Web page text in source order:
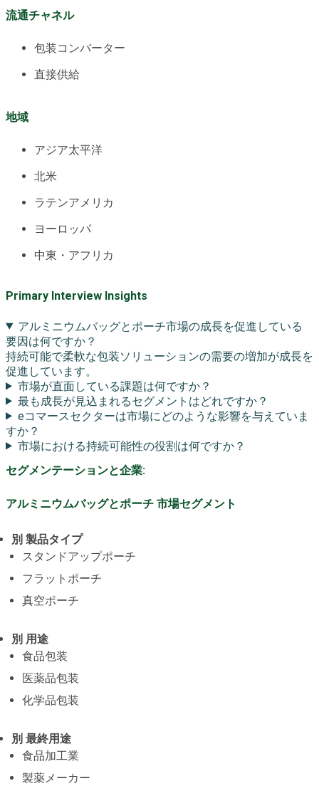
流通チャネル
包装コンバーター
直接供給
地域
アジア太平洋
北米
ラテンアメリカ
ヨーロッパ
中東・アフリカ
Primary Interview Insights
アルミニウムバッグとポーチ市場の成長を促進している
要因は何ですか？
持続可能で柔軟な包装ソリューションの需要の増加が成長を
促進しています。
市場が直面している課題は何ですか？
最も成長が見込まれるセグメントはどれですか？
eコマースセクターは市場にどのような影響を与えていま
すか？
市場における持続可能性の役割は何ですか？
セグメンテーションと企業:
アルミニウムバッグとポーチ 市場セグメント
別 製品タイプ
スタンドアップポーチ
フラットポーチ
真空ポーチ
別 用途
食品包装
医薬品包装
化学品包装
別 最終用途
食品加工業
製薬メーカー